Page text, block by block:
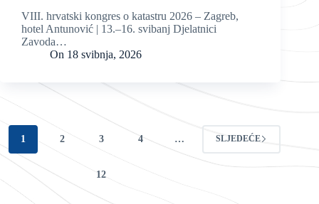
VIII. hrvatski kongres o katastru 2026 – Zagreb,
hotel Antunović | 13.–16. svibanj Djelatnici
Zavoda…
On 18 svibnja, 2026
1 2 3 4 …
12
SLJEDEĆE